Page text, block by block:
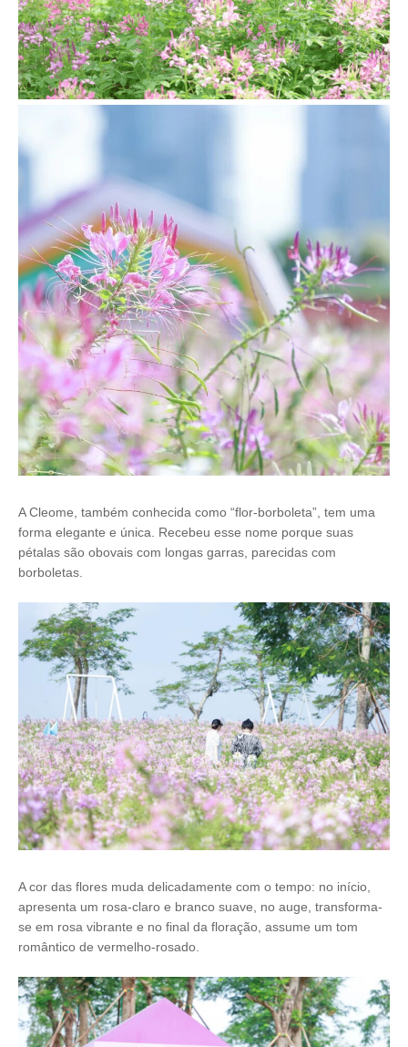
A Cleome, também conhecida como “flor-borboleta”, tem uma
forma elegante e única. Recebeu esse nome porque suas
pétalas são obovais com longas garras, parecidas com
borboletas.
A cor das flores muda delicadamente com o tempo: no início,
apresenta um rosa-claro e branco suave, no auge, transforma-
se em rosa vibrante e no final da floração, assume um tom
romântico de vermelho-rosado.